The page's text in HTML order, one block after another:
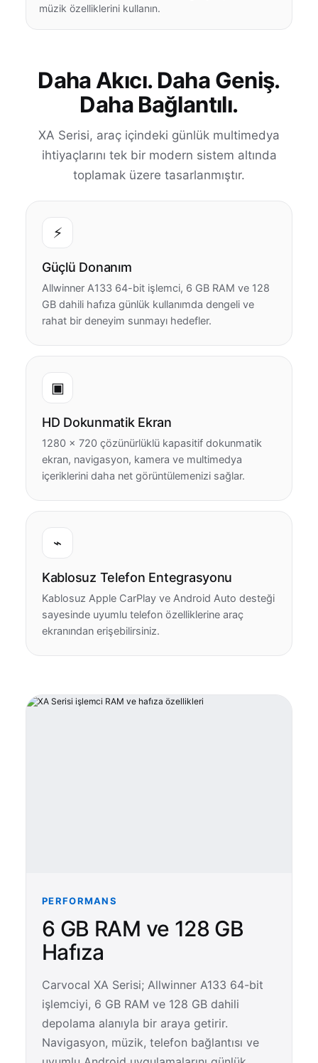
müzik özelliklerini kullanın.
Daha Akıcı. Daha Geniş.
Daha Bağlantılı.
XA Serisi, araç içindeki günlük multimedya
ihtiyaçlarını tek bir modern sistem altında
toplamak üzere tasarlanmıştır.
⚡
Güçlü Donanım
Allwinner A133 64-bit işlemci, 6 GB RAM ve 128
GB dahili hafıza günlük kullanımda dengeli ve
rahat bir deneyim sunmayı hedefler.
▣
HD Dokunmatik Ekran
1280 × 720 çözünürlüklü kapasitif dokunmatik
ekran, navigasyon, kamera ve multimedya
içeriklerini daha net görüntülemenizi sağlar.
⌁
Kablosuz Telefon Entegrasyonu
Kablosuz Apple CarPlay ve Android Auto desteği
sayesinde uyumlu telefon özelliklerine araç
ekranından erişebilirsiniz.
PERFORMANS
6 GB RAM ve 128 GB
Hafıza
Carvocal XA Serisi; Allwinner A133 64-bit
işlemciyi, 6 GB RAM ve 128 GB dahili
depolama alanıyla bir araya getirir.
Navigasyon, müzik, telefon bağlantısı ve